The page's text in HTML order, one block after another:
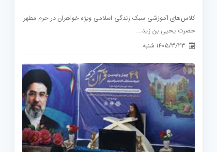
کلاس‌های آموزشی سبک زندگی اسلامی ویژه خواهران در حرم مطهر
حضرت یحیی بن زید...
1405/3/23 شنبه